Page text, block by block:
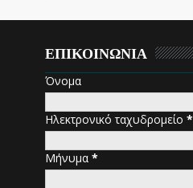
ΕΠΙΚΟΙΝΩΝΙΑ
Όνομα
Ηλεκτρονικό ταχυδρομείο*
Μήνυμα*